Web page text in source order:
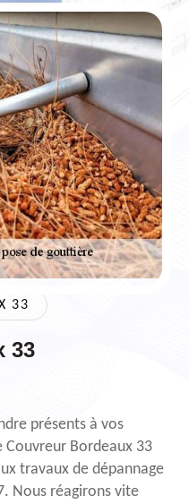
33
33
présents à vos
Couvreur Bordeaux 33
travaux de dépannage
Nous réagirons vite